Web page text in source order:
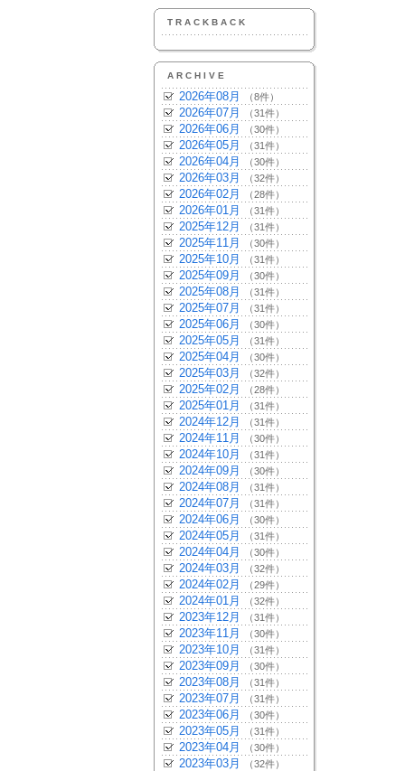
TRACKBACK
ARCHIVE
2026年08月 （8件）
2026年07月 （31件）
2026年06月 （30件）
2026年05月 （31件）
2026年04月 （30件）
2026年03月 （32件）
2026年02月 （28件）
2026年01月 （31件）
2025年12月 （31件）
2025年11月 （30件）
2025年10月 （31件）
2025年09月 （30件）
2025年08月 （31件）
2025年07月 （31件）
2025年06月 （30件）
2025年05月 （31件）
2025年04月 （30件）
2025年03月 （32件）
2025年02月 （28件）
2025年01月 （31件）
2024年12月 （31件）
2024年11月 （30件）
2024年10月 （31件）
2024年09月 （30件）
2024年08月 （31件）
2024年07月 （31件）
2024年06月 （30件）
2024年05月 （31件）
2024年04月 （30件）
2024年03月 （32件）
2024年02月 （29件）
2024年01月 （32件）
2023年12月 （31件）
2023年11月 （30件）
2023年10月 （31件）
2023年09月 （30件）
2023年08月 （31件）
2023年07月 （31件）
2023年06月 （30件）
2023年05月 （31件）
2023年04月 （30件）
2023年03月 （32件）